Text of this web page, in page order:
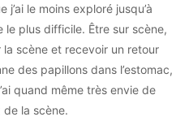
le moins exploré jusqu’à
le plus difficile. Être sur scène,
scène et recevoir un retour
des papillons dans l’estomac,
quand même très envie de
la scène.